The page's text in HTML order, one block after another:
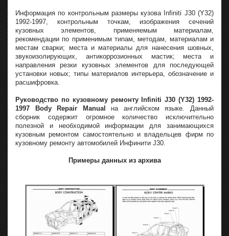
Информация по контрольным размеры кузова Infiniti J30 (Y32)
1992-1997, контрольным точкам, изображения сечений
кузовных элементов, применяемым материалам,
рекомендации по применимым типам, методам, материалам и
местам сварки; места и материалы для нанесения шовных,
звукоизолирующих, антикоррозионных мастик; места и
направления резки кузовных элементов для последующей
установки новых; типы материалов интерьера, обозначение и
расшифровка.
Руководство по кузовному ремонту Infiniti J30 (Y32) 1992-
1997 Body Repair Manual
на английском языке. Данный
сборник содержит огромное количество исключительно
полезной и необходимой информации для занимающихся
кузовным ремонтом самостоятельно и владельцев фирм по
кузовному ремонту автомобилей Инфинити J30.
Примеры данных из архива